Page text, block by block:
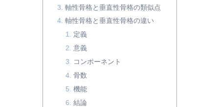
軸性骨格と垂直性骨格の類似点
軸性骨格と垂直性骨格の違い
定義
意義
コンポーネント
骨数
機能
結論